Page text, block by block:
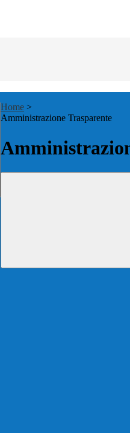
Home >
Amministrazione Trasparente